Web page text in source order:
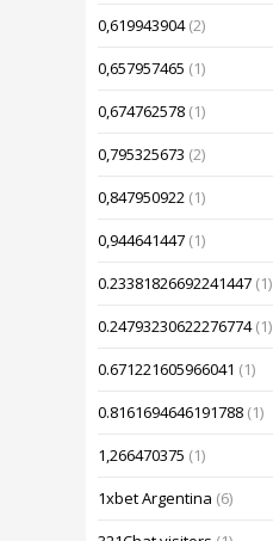
0,619943904 (2)
0,657957465 (1)
0,674762578 (1)
0,795325673 (2)
0,847950922 (1)
0,944641447 (1)
0.23381826692241447 (1)
0.24793230622276774 (1)
0.671221605966041 (1)
0.8161694646191788 (1)
1,266470375 (1)
1xbet Argentina (6)